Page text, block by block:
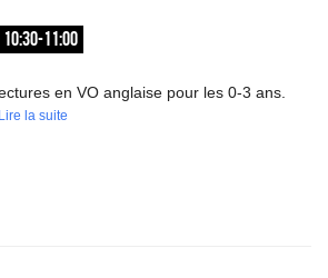
10:30-11:00
en VO anglaise pour les 0-3 ans.
Lire la suite